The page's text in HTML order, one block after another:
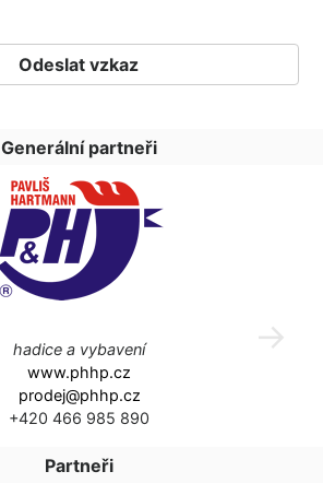
Generální partneři
hadice a vybavení
www.phhp.cz
prodej@phhp.cz
+420 466 985 890
Partneři